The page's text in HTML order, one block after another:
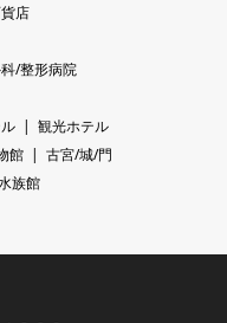
店
/整形病院
観光ホテル
館
古宮/城/門
族館